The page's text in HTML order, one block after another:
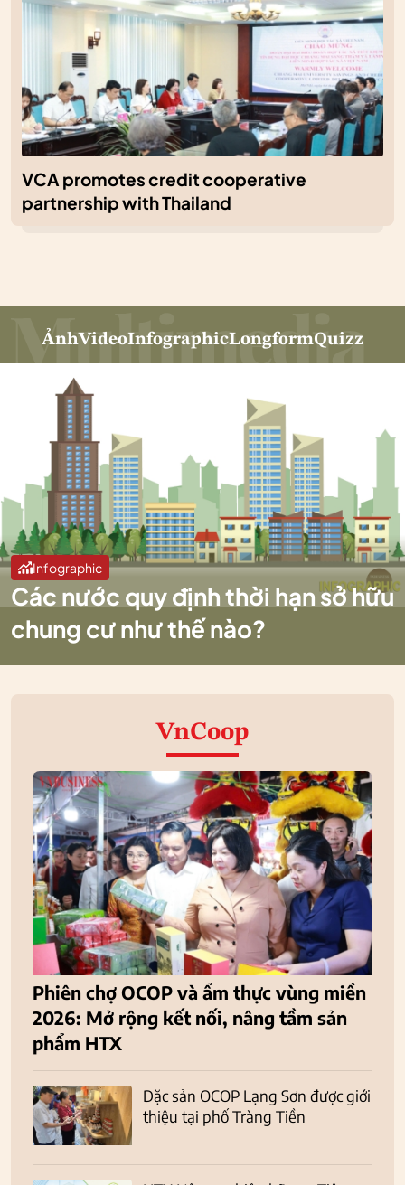
VCA promotes credit cooperative
partnership with Thailand
ẢnhVideoInfographicLongformQuizz
Infographic
Các nước quy định thời hạn sở hữu
chung cư như thế nào?
VnCoop
Phiên chợ OCOP và ẩm thực vùng miền
2026: Mở rộng kết nối, nâng tầm sản
phẩm HTX
Đặc sản OCOP Lạng Sơn được giới
thiệu tại phố Tràng Tiền